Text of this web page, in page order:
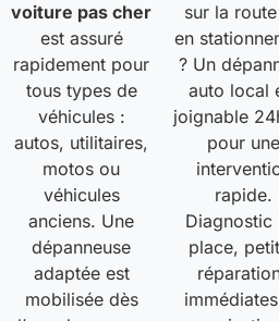
voiture pas cher
est assuré
rapidement pour
tous types de
véhicules :
autos, utilitaires,
motos ou
véhicules
anciens. Une
dépanneuse
adaptée est
mobilisée dès
sur la
en
? Un
auto local
joignable
pour une
rapide.
Diagnostic
place,